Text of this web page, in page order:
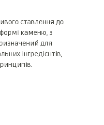
ставлення до
каменю, з
для
інгредієнтів,